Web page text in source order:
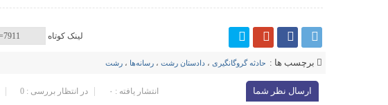
لینک کوتاه
برچسب ها : حادثه گروگانگیری ، دادستان رشت ، رسانه‌ها ، رشت
ارسال نظر شما در انتظار بررسی : 0 انتشار یافته : ۰